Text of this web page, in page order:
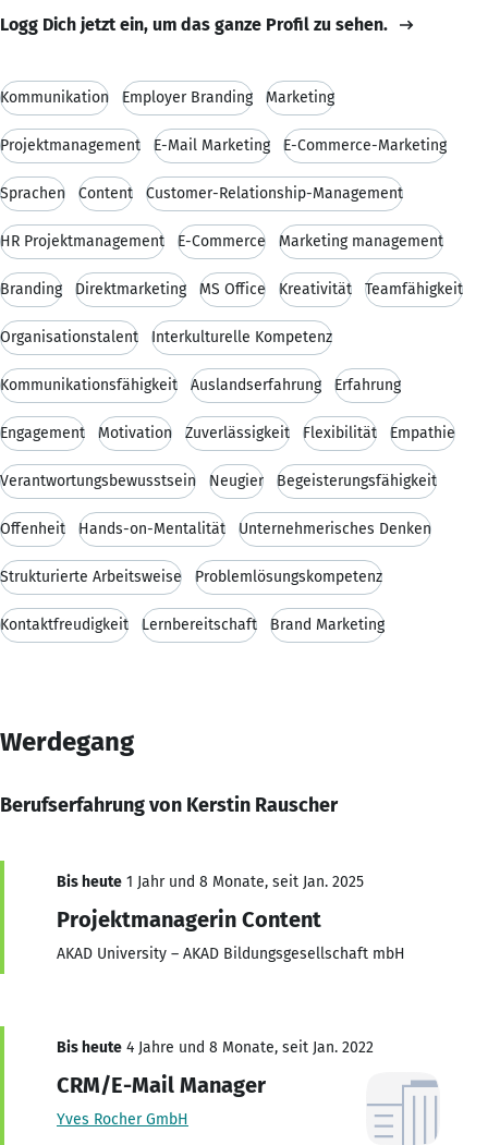
Logg Dich jetzt ein, um das ganze Profil zu sehen.
Kommunikation Employer Branding Marketing
Projektmanagement E-Mail Marketing E-Commerce-Marketing
Sprachen Content Customer-Relationship-Management
HR Projektmanagement E-Commerce Marketing management
Branding Direktmarketing MS Office Kreativität Teamfähigkeit
Organisationstalent Interkulturelle Kompetenz
Kommunikationsfähigkeit Auslandserfahrung Erfahrung
Engagement Motivation Zuverlässigkeit Flexibilität Empathie
Verantwortungsbewusstsein Neugier Begeisterungsfähigkeit
Offenheit Hands-on-Mentalität Unternehmerisches Denken
Strukturierte Arbeitsweise Problemlösungskompetenz
Kontaktfreudigkeit Lernbereitschaft Brand Marketing
Werdegang
Berufserfahrung von Kerstin Rauscher
Bis heute 1 Jahr und 8 Monate, seit Jan. 2025
Projektmanagerin Content
AKAD University – AKAD Bildungsgesellschaft mbH
Bis heute 4 Jahre und 8 Monate, seit Jan. 2022
CRM/E-Mail Manager
Yves Rocher GmbH